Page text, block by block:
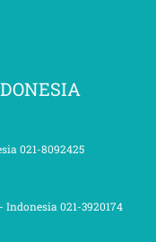
021-8092425
Indonesia 021-3920174